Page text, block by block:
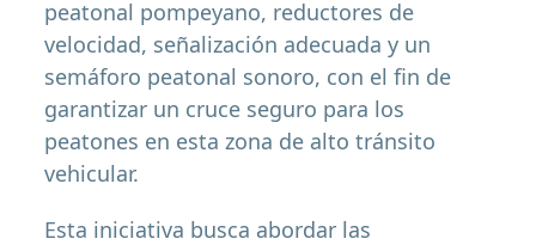
peatonal pompeyano, reductores de
velocidad, señalización adecuada y un
semáforo peatonal sonoro, con el fin de
garantizar un cruce seguro para los
peatones en esta zona de alto tránsito
vehicular.
Esta iniciativa busca abordar las